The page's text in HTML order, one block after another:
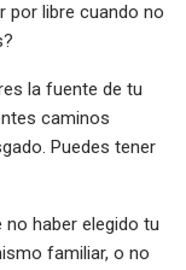
por libre cuando no
la fuente de tu
caminos
Puedes tener
no haber elegido tu
familiar, o no